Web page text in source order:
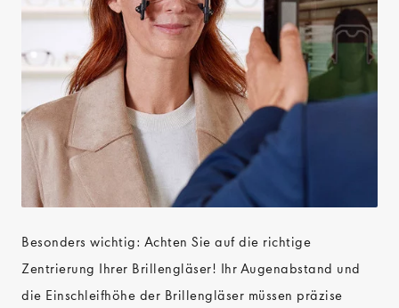
Besonders wichtig: Achten Sie auf die richtige
Zentrierung Ihrer Brillengläser! Ihr Augenabstand und
die Einschleifhöhe der Brillengläser müssen präzise